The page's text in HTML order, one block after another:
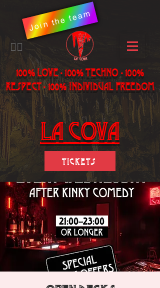
Join the team
​🏳️‍🌈
100% LOVE - 100% Techno - 100%
Respect - 100% individual freedom
LA Cova
Tickets